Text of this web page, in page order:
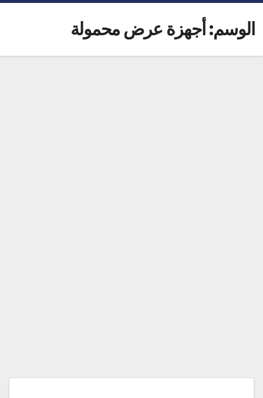
الوسم: أجهزة عرض محمولة